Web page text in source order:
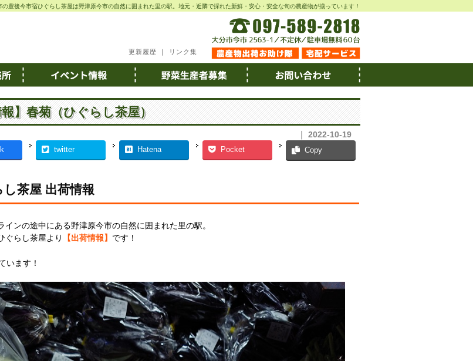
の豊後今市宿ひぐらし茶屋は野津原今市の自然に囲まれた里の駅。地元・近隣で採れた新鮮・安心・安全な旬の農産物が揃っています！
更新履歴 ｜ リンク集
】春菊（ひぐらし茶屋）
｜ 2022-10-19
twitter Hatena Pocket Copy
茶屋 出荷情報
インの途中にある野津原今市の自然に囲まれた里の駅。
ぐらし茶屋より
【出荷情報】 です！
います！